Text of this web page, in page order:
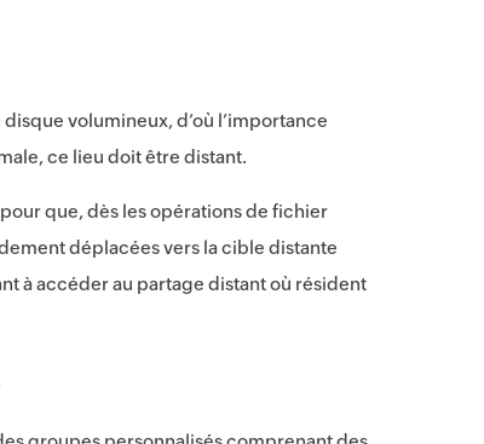
volumineux, d’où l’importance
ce lieu doit être distant.
que, dès les opérations de fichier
déplacées vers la cible distante
à accéder au partage distant où résident